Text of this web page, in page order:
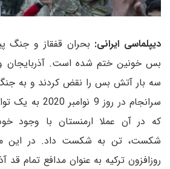
دیپلماسی ایرانی: بحران قفقاز و جنگ
بس خونین ختم شده است. آذربایجان و
سه بار آتش بس را نقض کردند و به جنگ
سرانجام در روز
که در آن عملا ارمنستان با وجود
شکست، تن به شکست داد. در این
روزافزون ترکیه به عنوان مدافع تمام قد